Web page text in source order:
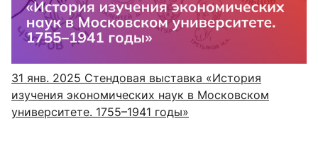
31 янв. 2025 Стендовая выставка «История
изучения экономических наук в Московском
университете. 1755–1941 годы»